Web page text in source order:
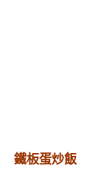
鐵板蛋炒飯